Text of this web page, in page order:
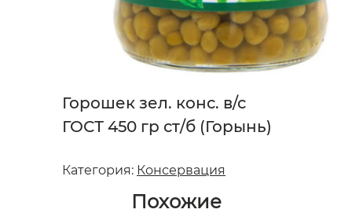
Горошек зел. конс. в/с
ГОСТ 450 гр ст/б (Горынь)
Категория: Консервация
Похожие